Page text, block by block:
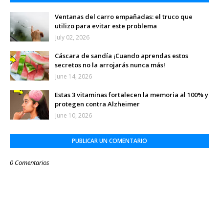
Ventanas del carro empañadas: el truco que
utilizo para evitar este problema
July 02, 2026
Cáscara de sandía ¡Cuando aprendas estos
secretos no la arrojarás nunca más!
June 14, 2026
Estas 3 vitaminas fortalecen la memoria al 100% y
protegen contra Alzheimer
June 10, 2026
PUBLICAR UN COMENTARIO
0 Comentarios